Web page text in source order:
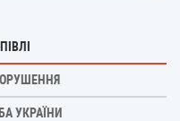
УКРАЇНИ